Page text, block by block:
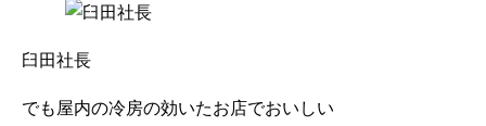
臼田社長
でも屋内の冷房の効いたお店でおいしい